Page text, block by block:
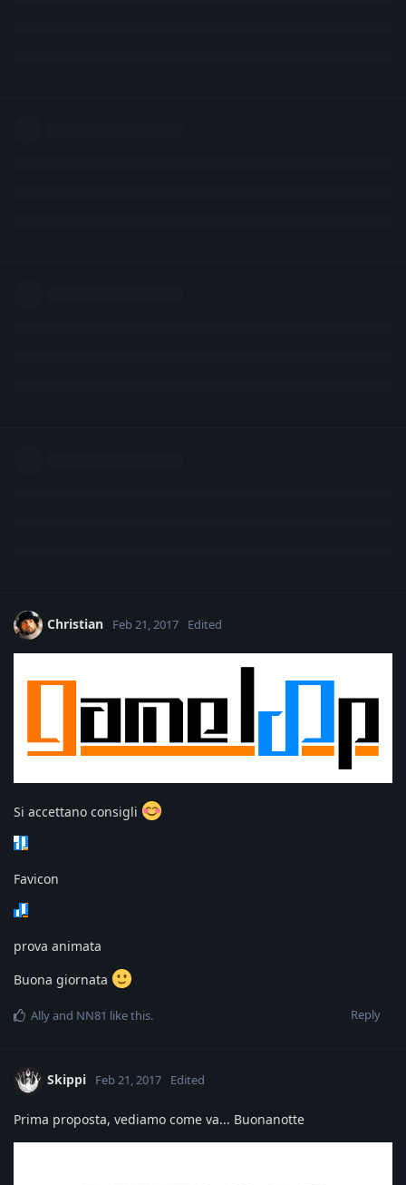
Christian Feb 21, 2017 Edited
Si accettano consigli
Favicon
prova animata
Buona giornata
Reply
Allyand NN81 like this.
Skippi Feb 21, 2017 Edited
Prima proposta, vediamo come va... Buonanotte